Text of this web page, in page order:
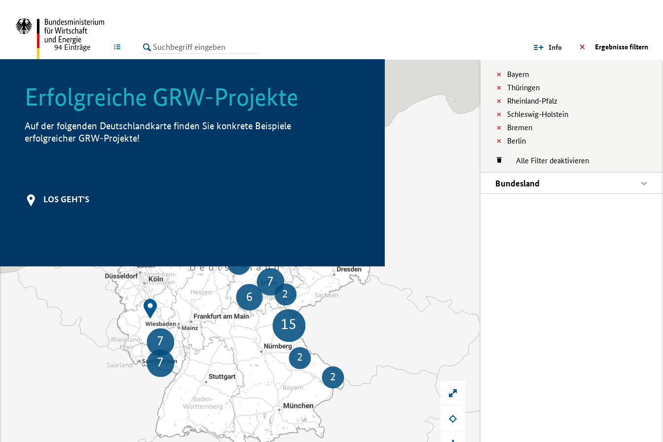
LISTE Ergebnisse filtern
Info
Bayern
Thüringen
Rheinland-Pfalz
Schleswig-Holstein
Bremen
Berlin
Alle Filter deaktivieren
Bundesland
94 Einträge
Erfolgreiche GRW-Projekte
Auf der folgenden Deutschlandkarte finden Sie konkrete Beispiele
erfolgreicher GRW-Projekte!
LOS GEHT'S